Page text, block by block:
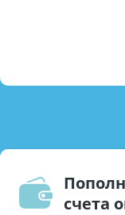
счета